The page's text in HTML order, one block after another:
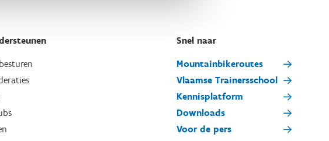
Snel naar
Mountainbikeroutes
Vlaamse Trainersschool
Kennisplatform
Downloads
Voor de pers